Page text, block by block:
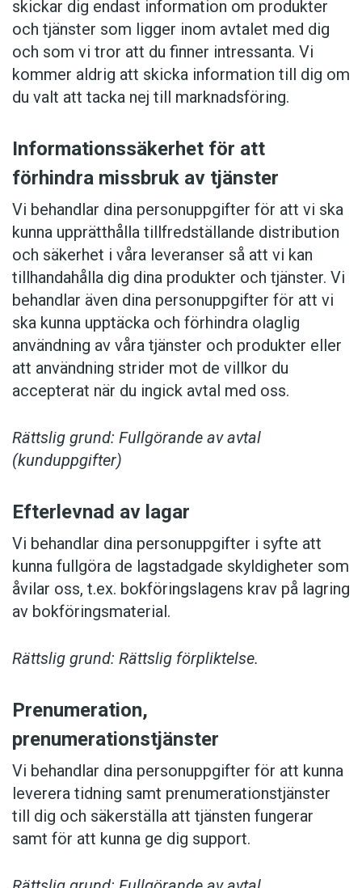
skickar dig endast information om produkter
och tjänster som ligger inom avtalet med dig
och som vi tror att du finner intressanta. Vi
kommer aldrig att skicka information till dig om
du valt att tacka nej till marknadsföring.
Informationssäkerhet för att
förhindra missbruk av tjänster
Vi behandlar dina personuppgifter för att vi ska
kunna upprätthålla tillfredställande distribution
och säkerhet i våra leveranser så att vi kan
tillhandahålla dig dina produkter och tjänster. Vi
behandlar även dina personuppgifter för att vi
ska kunna upptäcka och förhindra olaglig
användning av våra tjänster och produkter eller
att användning strider mot de villkor du
accepterat när du ingick avtal med oss.
Rättslig grund: Fullgörande av avtal
(kunduppgifter)
Efterlevnad av lagar
Vi behandlar dina personuppgifter i syfte att
kunna fullgöra de lagstadgade skyldigheter som
åvilar oss, t.ex. bokföringslagens krav på lagring
av bokföringsmaterial.
Rättslig grund: Rättslig förpliktelse.
Prenumeration,
prenumerationstjänster
Vi behandlar dina personuppgifter för att kunna
leverera tidning samt prenumerationstjänster
till dig och säkerställa att tjänsten fungerar
samt för att kunna ge dig support.